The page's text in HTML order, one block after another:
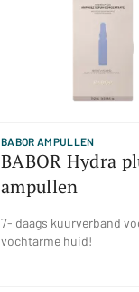
BABOR AMPULLEN
BABOR Hydra
ampullen
7- daags kuurverband
vochtarme huid!